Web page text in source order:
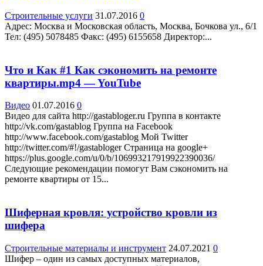
Строительные услуги 31.07.2016 0
Адрес: Москва и Московская область, Москва, Бочкова ул., 6/1
Teл: (495) 5078485 Факс: (495) 6155658 Директор:...
Что и Как #1 Как сэкономить на ремонте
квартиры.mp4 — YouTube
Видео 01.07.2016 0
Видео для сайта http://gastabloger.ru Группа в контакте
http://vk.com/gastablog Группа на Facebook
http://www.facebook.com/gastablog Мой Twitter
http://twitter.com/#!/gastabloger Страница на google+
https://plus.google.com/u/0/b/106993217919922390036/
Следующие рекомендации помогут Вам сэкономить на
ремонте квартиры от 15...
Шиферная кровля: устройство кровли из
шифера
Строительные материалы и инструмент 24.07.2021 0
Шифер – один из самых доступных материалов,